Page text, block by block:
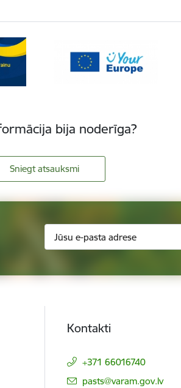
bija noderīga?
Sniegt atsauksmi
Kontakti
+371 66016740
E-pasts:
pasts@varam.gov.lv